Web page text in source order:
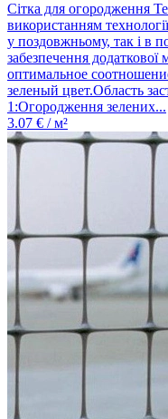
Сітка для огородження
використанням
у поздовжньому, так і в
забезпечення додаткової
оптимальное
зеленый цвет.Область
1:Огородження зелених...
3.07 € / м²